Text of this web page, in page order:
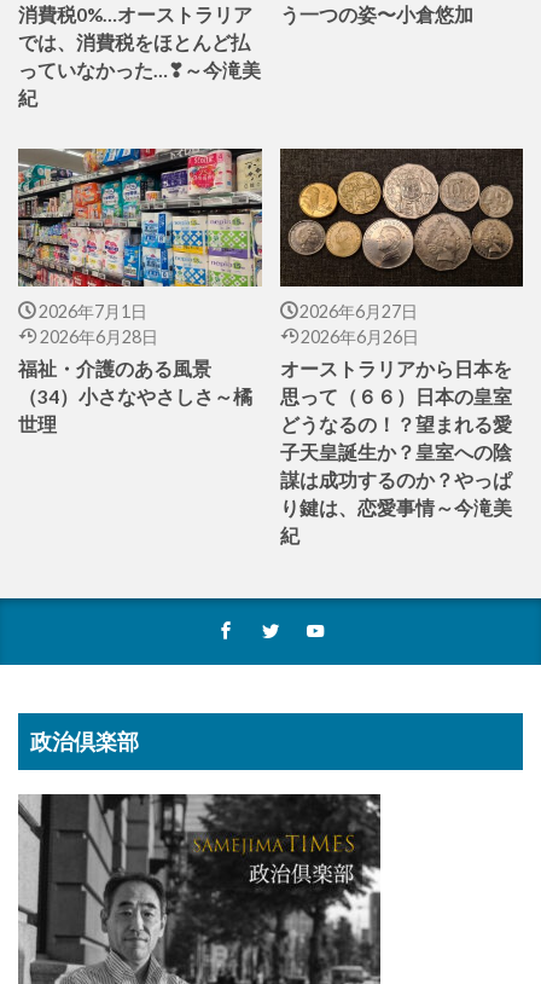
消費税0%…オーストラリア
では、消費税をほとんど払
っていなかった…❣～今滝美
紀
う一つの姿〜小倉悠加
2026年7月1日
2026年6月28日
福祉・介護のある風景
（34）小さなやさしさ～橘
世理
2026年6月27日
2026年6月26日
オーストラリアから日本を
思って（６６）日本の皇室
どうなるの！？望まれる愛
子天皇誕生か？皇室への陰
謀は成功するのか？やっぱ
り鍵は、恋愛事情～今滝美
紀
政治倶楽部